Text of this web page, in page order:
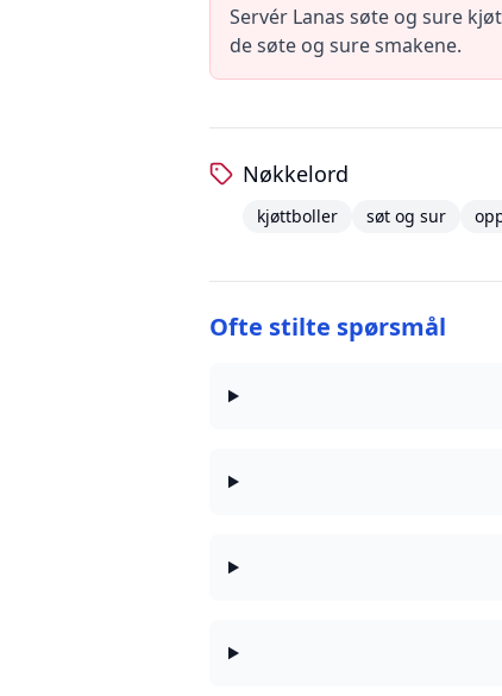
Servér Lanas søte og sure
de søte og sure smakene.
Nøkkelord
kjøttboller søt og sur
Ofte stilte spørsmål